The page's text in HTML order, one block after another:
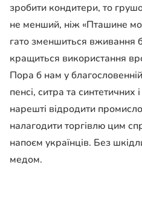
зробити кондитери, то
не менший, ніж «Пташи­не
гато зменшиться вживання
кращиться використання
Пора б нам у
пенсі, ситра та синтетичних
нарешті відродити
налагоди­ти торгівлю цим
напоєм укра­їнців. Без
медом.